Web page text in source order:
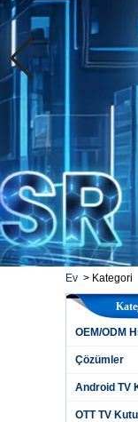
Ev > Kategori
OEM/ODM
Çözümler
Android TV
OTT TV